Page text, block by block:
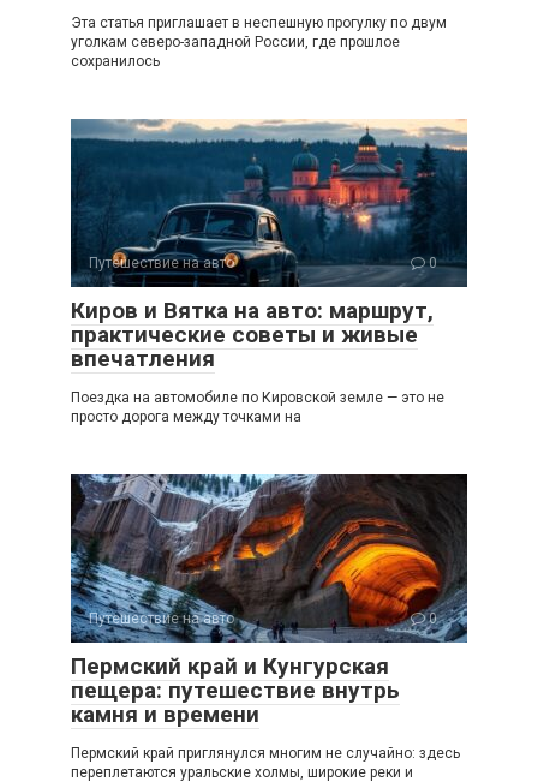
Эта статья приглашает в неспешную прогулку по двум
уголкам северо-западной России, где прошлое
сохранилось
Путешествие на авто 0
Киров и Вятка на авто: маршрут,
практические советы и живые
впечатления
Поездка на автомобиле по Кировской земле — это не
просто дорога между точками на
Путешествие на авто 0
Пермский край и Кунгурская
пещера: путешествие внутрь
камня и времени
Пермский край приглянулся многим не случайно: здесь
переплетаются уральские холмы, широкие реки и